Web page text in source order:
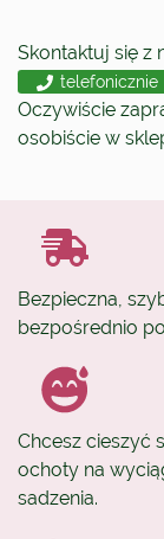
Skontaktuj się z
telefonicznie
Oczywiście
osobiście w
Bezpieczna,
bezpośrednio
Chcesz cieszyć
ochoty na
sadzenia.